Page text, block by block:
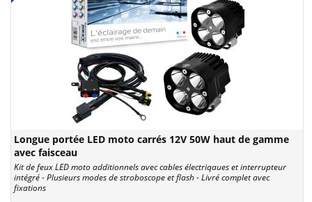
Longue portée LED moto carrés 12V 50W haut de gamme
avec faisceau
Kit de feux LED moto additionnels avec cables électriqaues et interrupteur
intégré - Plusieurs modes de stroboscope et flash - Livré complet avec
fixations